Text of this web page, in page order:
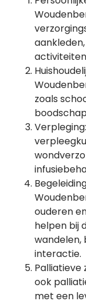
zoals
ouderen
helpen bij
wandelen,
interactie.
Palliatieve
ook
met een